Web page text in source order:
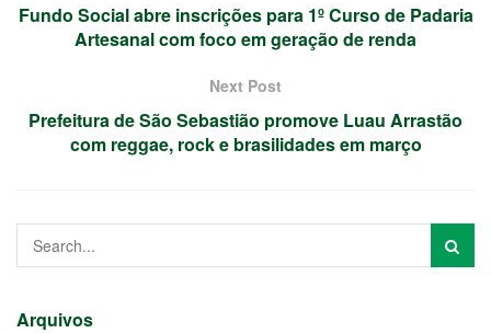
Fundo Social abre inscrições para 1º Curso de Padaria
Artesanal com foco em geração de renda
Next Post
Prefeitura de São Sebastião promove Luau Arrastão
com reggae, rock e brasilidades em março
Arquivos